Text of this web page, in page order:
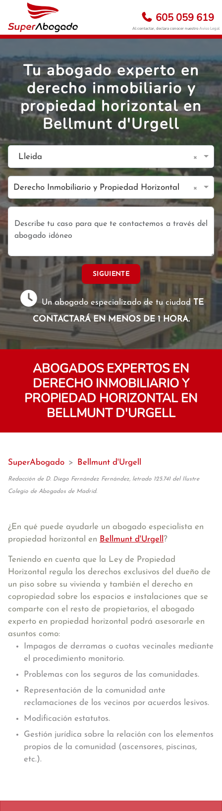
605 059 619
Al contactar, declara conocer nuestroAviso Legal
Tu abogado experto en
derecho inmobiliario y
propiedad horizontal en
Bellmunt d'Urgell
Lleida ×
Derecho Inmobiliario y Propiedad Horizontal ×
SIGUIENTE
Un abogado especializado de tu ciudadTE
CONTACTARÁ EN MENOS DE 1 HORA.
ABOGADOS EXPERTOS EN
DERECHO INMOBILIARIO Y
PROPIEDAD HORIZONTAL EN
BELLMUNT D'URGELL
SuperAbogado > Bellmunt d'Urgell
Redacción de D. Diego Fernández Fernández, letrado 125.741 del Ilustre
Colegio de Abogados de Madrid.
¿En qué puede ayudarle un abogado especialista en
propiedad horizontal en Bellmunt d'Urgell ?
Teniendo en cuenta que la Ley de Propiedad
Horizontal regula los derechos exclusivos del dueño de
un piso sobre su vivienda y también el derecho en
copropiedad sobre los espacios e instalaciones que se
comparte con el resto de propietarios, el abogado
experto en propiedad horizontal podrá asesorarle en
asuntos como:
Impagos de derramas o cuotas vecinales mediante
el procedimiento monitorio.
Problemas con los seguros de las comunidades.
Representación de la comunidad ante
reclamaciones de los vecinos por acuerdos lesivos.
Modificación estatutos.
Gestión jurídica sobre la relación con los elementos
propios de la comunidad (ascensores, piscinas,
etc.).